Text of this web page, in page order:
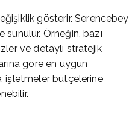
gösterir. Serencebey
Örneğin, bazı
ve detaylı stratejik
göre en uygun
işletmeler bütçelerine